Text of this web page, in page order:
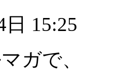
日 15:25
ガで、